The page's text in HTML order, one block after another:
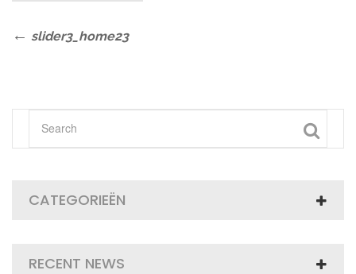
Bericht
Previous
slider3_home23
CATEGORIEËN
RECENT NEWS